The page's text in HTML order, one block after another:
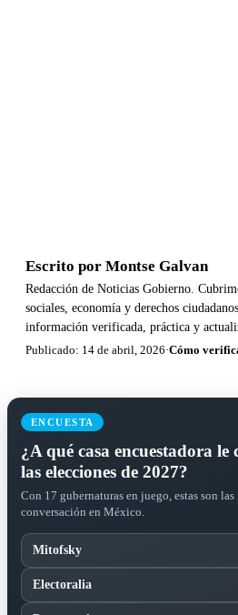
Escrito por Montse Galvan
Redacción de Noticias Gobierno.
sociales, economía y derechos
información verificada, práctica y
Publicado: 14 de abril, 2026·Cómo
ENCUESTA
¿A qué casa encuestadora le
las elecciones de 2027?
Con 17 gubernaturas en juego, estas son
conversación en México.
Mitofsky
Electoralia